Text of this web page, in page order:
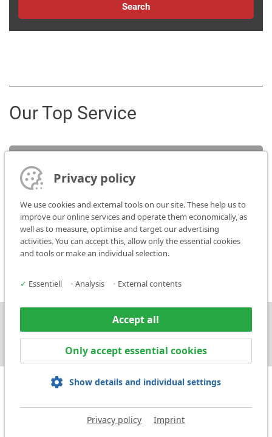
Search
Our Top Service
Sample marking service
Press Contact
Privacy policy Terms and Conditions
Privacy policy
We use cookies and external tools on our site. These help us to
improve our online services and operate them economically, as
well as to measure, optimise and target our advertising
activities. You can accept this, allow only the essential cookies
and tools or make an individual selection.
✓ Essentiell • Analysis • External contents
Accept all
Only accept essential cookies
Show details and individual settings
Privacy policy Imprint